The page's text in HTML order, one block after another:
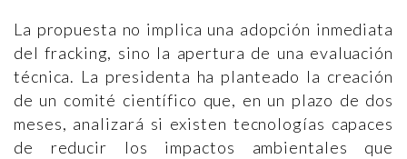
La propuesta no implica una adopción inmediata
del fracking, sino la apertura de una evaluación
técnica. La presidenta ha planteado la creación
de un comité científico que, en un plazo de dos
meses, analizará si existen tecnologías capaces
de reducir los impactos ambientales que